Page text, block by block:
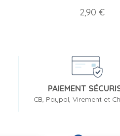
Prix
2,90 €
PAIEMENT
CB, Paypal, Virement et